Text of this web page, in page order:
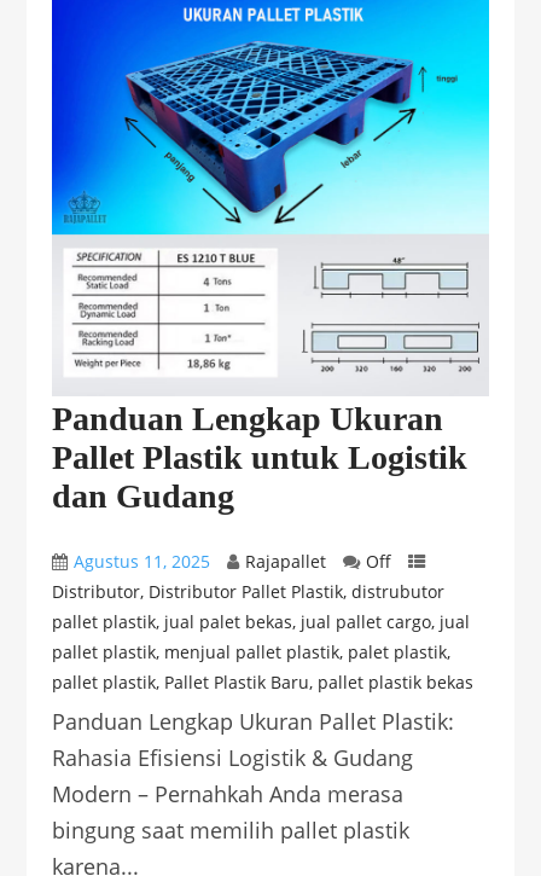
Panduan Lengkap Ukuran
Pallet Plastik untuk Logistik
dan Gudang
Agustus 11, 2025 Rajapallet
Off
Distributor, Distributor Pallet Plastik, distrubutor
pallet plastik, jual palet bekas, jual pallet cargo, jual
pallet plastik, menjual pallet plastik, palet plastik,
pallet plastik, Pallet Plastik Baru, pallet plastik bekas
Panduan Lengkap Ukuran Pallet Plastik:
Rahasia Efisiensi Logistik & Gudang
Modern – Pernahkah Anda merasa
bingung saat memilih pallet plastik
karena...